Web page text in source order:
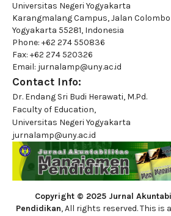
Universitas Negeri Yogyakarta
Karangmalang Campus, Jalan Colombo
Yogyakarta 55281, Indonesia
Phone: +62 274 550836
Fax: +62 274 520326
Email: jurnalamp@uny.ac.id
Contact Info:
Dr. Endang Sri Budi Herawati, M.Pd.
Faculty of Education,
Universitas Negeri Yogyakarta
jurnalamp@uny.ac.id
Copyright © 2025 Jurnal
Pendidikan, All rights reserved. This